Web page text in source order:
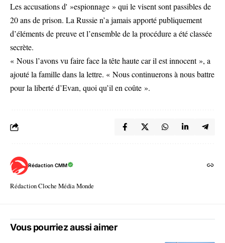
Les accusations d' »espionnage » qui le visent sont passibles de
20 ans de prison. La Russie n’a jamais apporté publiquement
d’éléments de preuve et l’ensemble de la procédure a été classée
secrète.
« Nous l’avons vu faire face la tête haute car il est innocent », a
ajouté la famille dans la lettre. « Nous continuerons à nous battre
pour la liberté d’Evan, quoi qu’il en coûte ».
Rédaction CMM
Rédaction Cloche Média Monde
Vous pourriez aussi aimer